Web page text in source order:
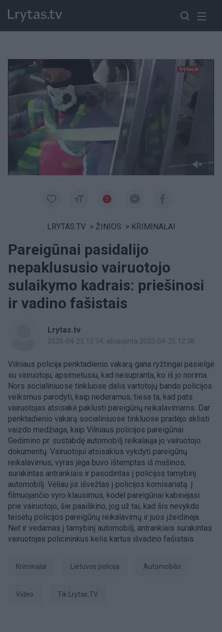
LRYTAS.TV > ŽINIOS > KRIMINALAI
Pareigūnai pasidalijo
nepaklususio vairuotojo
sulaikymo kadrais: priešinosi
ir vadino fašistais
Lrytas.tv
2020-04-25 12:34, atnaujinta 2020-04-25 12:38
Vilniaus policija penktadienio vakarą gana ryžtingai pasielgė
su vairuotoju, apsimetusiu, kad nesupranta, ko iš jo norima.
Nors socialiniuose tinkluose dalis vartotojų bando policijos
veiksmus parodyti, kaip nederamus, tiesa ta, kad pats
vairuotojas atsisakė paklusti pareigūnų reikalavimams. Dar
penktadienio vakarą socialiniuose tinkluose pradėjo sklisti
vaizdo medžiaga, kaip Vilniaus policijos pareigūnai
Gedimino pr. sustabdę automobilį reikalauja jo vairuotojo
dokumentų. Vairuotojui atsisakius vykdyti pareigūnų
reikalavimus, vyras jėga buvo ištemptas iš mašinos,
surakintas antrankiais ir pasodintas į policijos tarnybinį
automobilį. Vėliau jis išvežtas į policijos komisariatą. Į
filmuojančio vyro klausimus, kodėl pareigūnai kabinėjasi
prie vairuotojo, šie paaiškino, jog už tai, kad šis nevykdo
teisėtų policijos pareigūnų reikalavimų ir juos įžeidinėja.
Net ir vedamas į tarnybinį automobilį, antrankiais surakintas
vairuotojas policininkus kelis kartus išvadino fašistais.
kriminalai Lietuvos policija Automobilis
Video tik Lrytas.TV